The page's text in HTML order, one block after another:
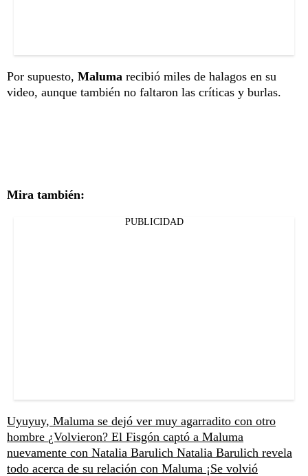
Por supuesto, Maluma recibió miles de halagos en su
video, aunque también no faltaron las críticas y burlas.
Mira también:
PUBLICIDAD
Uyuyuy, Maluma se dejó ver muy agarradito con otro
hombre ¿Volvieron? El Fisgón captó a Maluma
nuevamente con Natalia Barulich Natalia Barulich revela
todo acerca de su relación con Maluma ¡Se volvió